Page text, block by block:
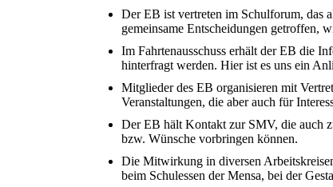
Der EB ist vertreten im Schulforum, das
gemeinsame Entscheidungen getroffen,
Im Fahrtenausschuss erhält der EB die
hinterfragt werden. Hier ist es uns ein
Mitglieder des EB organisieren mit
Veranstaltungen, die aber auch für
Der EB hält Kontakt zur SMV, die auch
bzw. Wünsche vorbringen können.
Die Mitwirkung in diversen
beim Schulessen der Mensa, bei der